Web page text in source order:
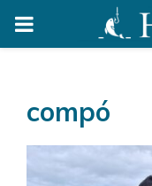
PRIMARY
compó